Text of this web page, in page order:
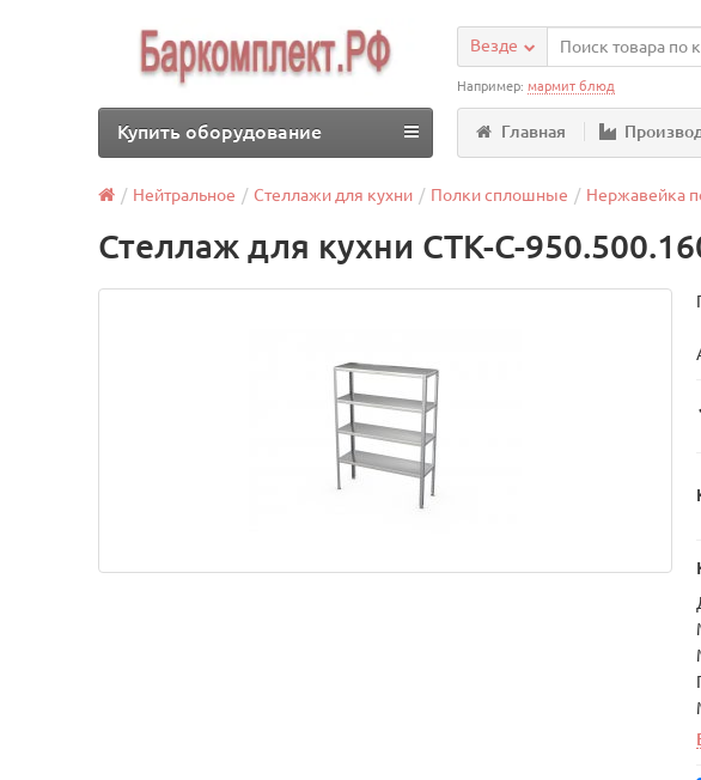
Везде
Например:мармит блюд
Главная
Купить оборудование
Нейтральное Стеллажи для кухни Полки сплошные Нержавейка
Стеллаж для кухни СТК-С-